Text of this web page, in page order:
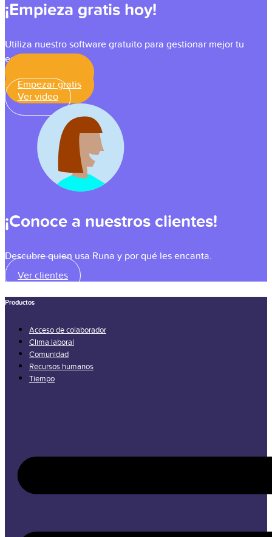
¡Empieza gratis hoy!
Utiliza nuestro software gratuito para gestionar mejor tu
equipo.
Empezar gratis
Ver video
¡Conoce a nuestros clientes!
Descubre quien usa Runa y por qué les encanta.
Ver clientes
Productos
Acceso de colaborador
Clima laboral
Comunidad
Recursos humanos
Tiempo